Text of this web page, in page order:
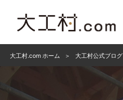
大工村.com ホーム 大工村公式ブログ